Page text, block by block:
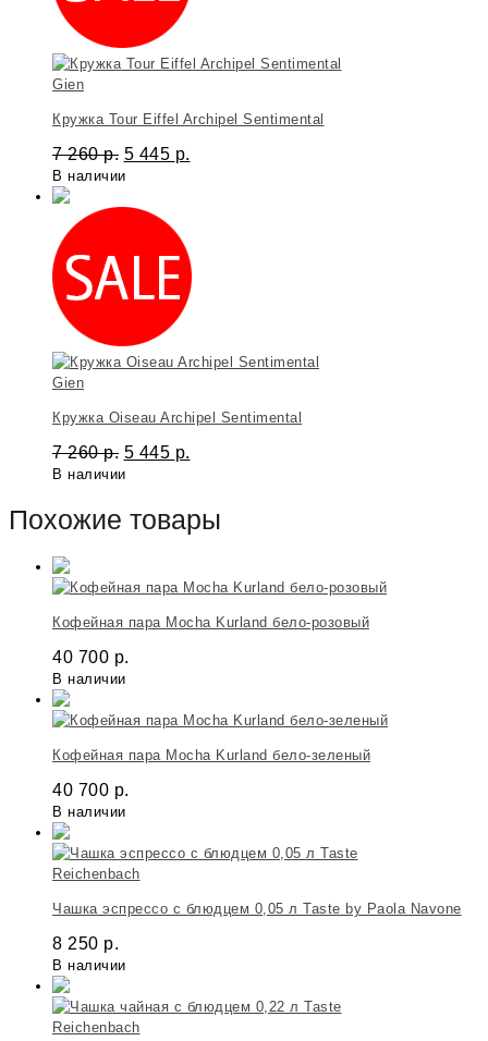
Gien
Кружка Tour Eiffel Archipel Sentimental
7 260р. 5 445 р.
В наличии
Gien
Кружка Oiseau Archipel Sentimental
7 260р. 5 445 р.
В наличии
Похожие товары
Кофейная пара Mocha Kurland бело-розовый
40 700 р.
В наличии
Кофейная пара Mocha Kurland бело-зеленый
40 700 р.
В наличии
Reichenbach
Чашка эспрессо с блюдцем 0,05 л Taste by Paola Navone
8 250 р.
В наличии
Reichenbach